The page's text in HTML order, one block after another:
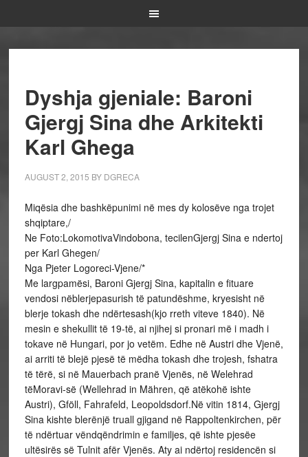
Dyshja gjeniale: Baroni
Gjergj Sina dhe Arkitekti
Karl Ghega
AUGUST 2, 2015 BY DGRECA
Miqësia dhe bashkëpunimi në mes dy kolosëve nga trojet
shqiptare,/
Ne Foto:LokomotivaVindobona, tecilenGjergj Sina e ndertoj
per Karl Ghegen/
Nga Pjeter Logoreci-Vjene/*
Me largpamësi, Baroni Gjergj Sina, kapitalin e fituare
vendosi nëblerjepasurish të patundëshme, kryesisht në
blerje tokash dhe ndërtesash(kjo rreth viteve 1840). Në
mesin e shekullit të 19-të, ai njihej si pronari më i madh i
tokave në Hungari, por jo vetëm. Edhe në Austri dhe Vjenë,
ai arriti të blejë pjesë të mëdha tokash dhe trojesh, fshatra
të tërë, si në Mauerbach pranë Vjenës, në Welehrad
tëMoravi-së (Wellehrad in Mähren, që atëkohë ishte
Austri), Gföll, Fahrafeld, Leopoldsdorf.Në vitin 1814, Gjergj
Sina kishte blerënjë truall gjigand në Rappoltenkirchen, për
të ndërtuar vëndqëndrimin e familjes, që ishte pjesëe
ultësirës së Tulnit afër Vjenës. Aty ai ndërtoj residencën si